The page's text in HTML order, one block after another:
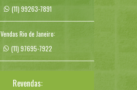
(11) 99263-7891
Vendas Rio de Janeiro:
(11) 97695-7922
Revendas: